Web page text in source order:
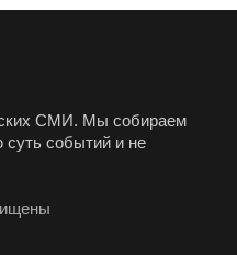
СМИ. Мы собираем
суть событий и не